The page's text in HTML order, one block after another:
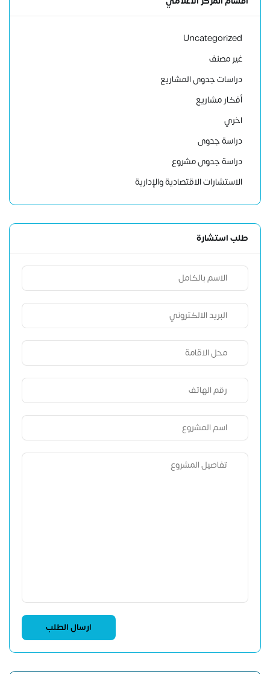
Uncategorized
غير مصنف
دراسات جدوى المشاريع
أفكار مشاريع
اخري
دراسة جدوى
دراسة جدوى مشروع
الاستشارات الاقتصادية والإدارية
طلب استشارة